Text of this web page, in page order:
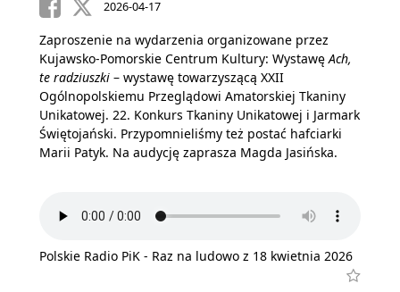
2026-04-17
Zaproszenie na wydarzenia organizowane przez
Kujawsko-Pomorskie Centrum Kultury: Wystawę Ach,
te radziuszki – wystawę towarzyszącą XXII
Ogólnopolskiemu Przeglądowi Amatorskiej Tkaniny
Unikatowej. 22. Konkurs Tkaniny Unikatowej i Jarmark
Świętojański. Przypomnieliśmy też postać hafciarki
Marii Patyk. Na audycję zaprasza Magda Jasińska.
Polskie Radio PiK - Raz na ludowo z 18 kwietnia 2026